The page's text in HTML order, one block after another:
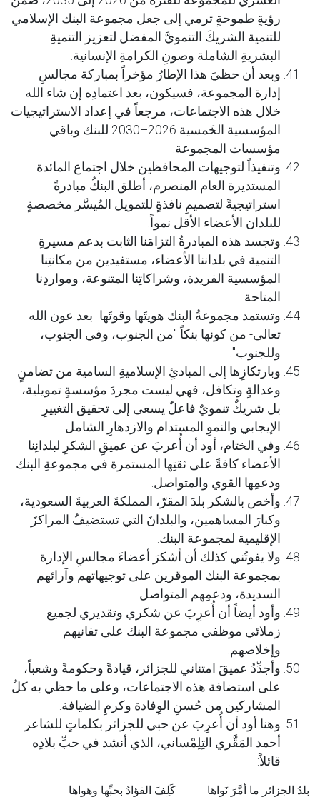
رؤيةٍ طموحةٍ ترمي إلى جعل مجموعة البنك الإسلامي
للتنمية الشريكَ التنمويَّ المفضل لتعزيز التنميةِ
البشريةِ الشاملة وصونِ الكرامةِ الإنسانية.
وبعد أن حظيَ هذا الإطارُ مؤخراً بمباركة مجالسِ
إدارة المجموعة، فسيكون، بعد اعتمادِه إن شاء الله
خلال هذه الاجتماعات، مرجعاً في إعداد الاستراتيجيات
المؤسسية الخَمسية 2026–2030 للبنك وباقي
مؤسسات المجموعة.
وتنفيذاً لتوجيهات المحافظين خلال اجتماع المائدة
المستديرة العام المنصرم، أطلق البنكُ مبادرةً
استراتيجيةً لتصميمِ نافذةٍ للتمويل المُيسَّر مخصصةٍ
للبلدان الأعضاء الأقل نمواً.
وتجسد هذه المبادرةُ التزامَنا الثابت بدعم مسيرةِ
التنمية في بلداننا الأعضاء، مستفيدين من مكانتِنا
المؤسسية الفريدة، وشراكاتِنا المتنوعة، ومواردِنا
المتاحة.
وتستمد مجموعةُ البنك هويتَها وقوتَها -بعد عون الله
تعالى- من كونها بنكاً "من الجنوب، وفي الجنوب،
وللجنوب".
وبارتكازِها إلى المبادئِ الإسلاميةِ السامية من تضامنٍ
وعدالةٍ وتكافل، فهي ليست مجردَ مؤسسةٍ تمويلية،
بل شريكٌ تنمويٌ فاعلٌ يسعى إلى تحقيق التغييرِ
الإيجابي والنموِ المستدام والازدهارِ الشامل.
وفي الختام، أود أن أُعربَ عن عميقِ الشكرِ لبلدانِنا
الأعضاء كافةً على ثقتِها المستمرة في مجموعةِ البنك
ودعمِها القوي والمتواصل.
وأخص بالشكر بلدَ المقرّ، المملكةَ العربيةَ السعودية،
وكبارَ المساهمين، والبلدانَ التي تستضيفُ المراكزَ
الإقليمية لمجموعة البنك.
ولا يفوتُني كذلك أن أشكرَ أعضاءَ مجالسِ الإدارة
بمجموعة البنك الموقرين على توجيهاتهم وآرائهم
السديدة، ودعمِهم المتواصل.
وأود أيضاً أن أُعرِبَ عن شكري وتقديري لجميع
زملائي موظفي مجموعة البنك على تفانيهم
وإخلاصهم.
وأجدِّدُ عميقَ امتناني للجزائر، قيادةً وحكومةً وشعباً،
على استضافة هذه الاجتماعات، وعلى ما حظي به كلُ
المشاركين من حُسنِ الوِفادة وكرمِ الضيافة.
وهنا أود أن أُعرِبَ عن حبي للجزائر بكلماتٍ للشاعر
أحمد المَقَّري التِلِمْساني، الذي أنشد في حبِّ بلادِه
قائلاً:
بلدُ الجزائر ما أمَّرَ نَواها كَلِفَ الفؤادُ بحبِّها وهواها